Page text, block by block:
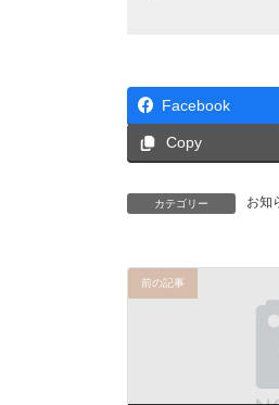
Facebook
Copy
カテゴリー お知
前の記事